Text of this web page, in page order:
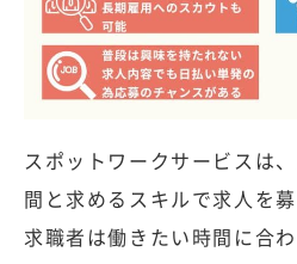
スポットワークサービスは
間と求めるスキルで求人を募
求職者は働きたい時間に合